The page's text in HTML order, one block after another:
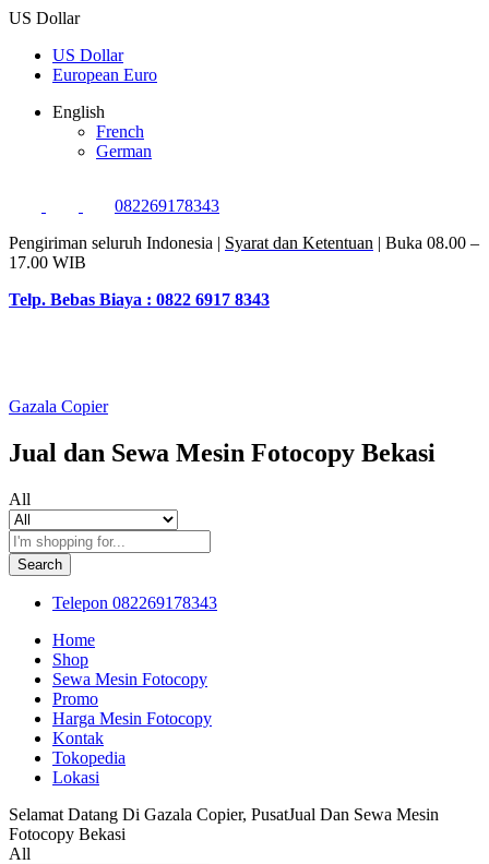
US Dollar
US Dollar
European Euro
English
French
German
082269178343
Pengiriman seluruh Indonesia | Syarat dan Ketentuan | Buka 08.00 –
17.00 WIB
Telp. Bebas Biaya : 0822 6917 8343
Gazala Copier
Jual dan Sewa Mesin Fotocopy Bekasi
All
Search
Telepon 082269178343
Home
Shop
Sewa Mesin Fotocopy
Promo
Harga Mesin Fotocopy
Kontak
Tokopedia
Lokasi
Selamat Datang Di Gazala Copier, PusatJual Dan Sewa Mesin
Fotocopy Bekasi
All